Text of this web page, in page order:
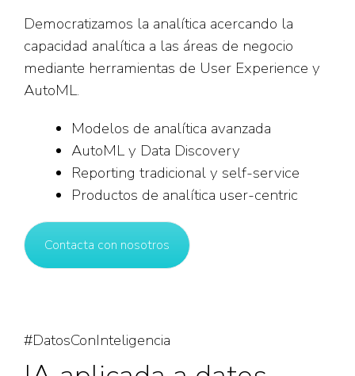
Democratizamos la analítica acercando la
capacidad analítica a las áreas de negocio
mediante herramientas de User Experience y
AutoML.
Modelos de analítica avanzada
AutoML y Data Discovery
Reporting tradicional y self-service
Productos de analítica user-centric
Contacta con nosotros
#DatosConInteligencia